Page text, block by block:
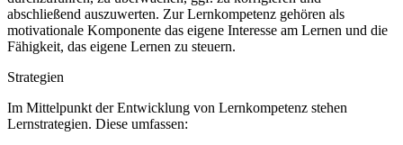
abschließend auszuwerten. Zur Lernkompetenz gehören als
motivationale Komponente das eigene Interesse am Lernen und die
Fähigkeit, das eigene Lernen zu steuern.
Strategien
Im Mittelpunkt der Entwicklung von Lernkompetenz stehen
Lernstrategien. Diese umfassen: